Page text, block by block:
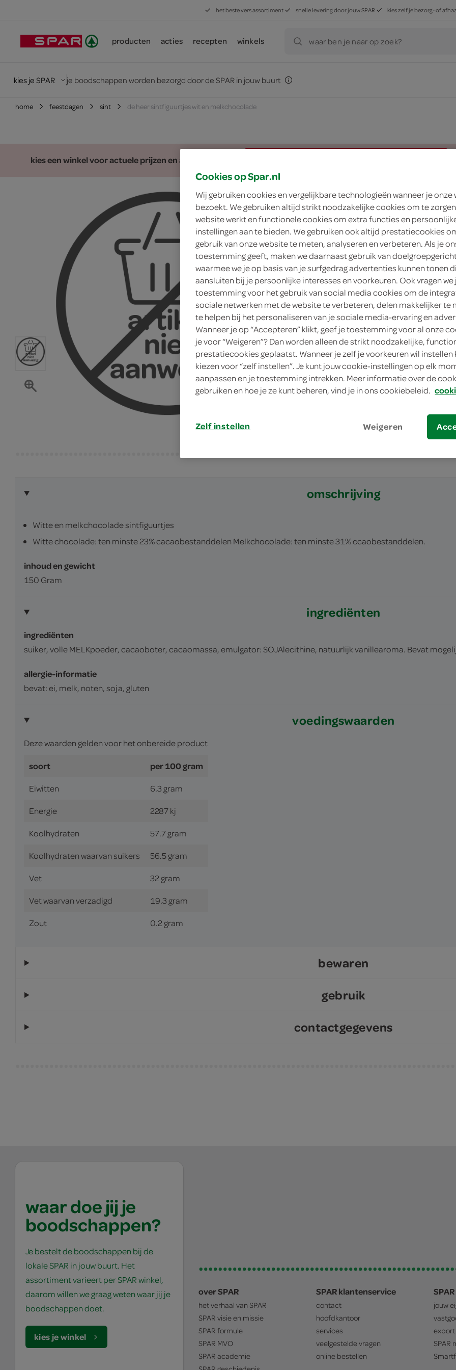
het beste vers assortiment snelle levering door jouw SPAR kies zelf je bezorg- of
producten acties recepten winkels waar ben je naar op zoek?
kies je SPAR je boodschappen worden bezorgd door de SPAR in jouw buurt
home feestdagen sint de heer sintfiguurtjes wit en melkchocolade
kies een winkel voor actuele prijzen en assortiment
De Heer
De Heer
150 Gram
Dit product is niet meer leverbaar vanuit
Let op: aanbiedingen zijn niet
verwerkt in de winkelmand.
leuk Sintfiguurtjes om heerlijk van te
van witte en melkchocolade
diverse figuurtjes
omschrijving
Witte en melkchocolade sintfiguurtjes
Witte chocolade: ten minste 23% cacaobestanddelen Melkchocolade: ten minste 31% ccaobestanddelen.
inhoud en gewicht
150 Gram
ingrediënten
ingrediënten
suiker, volle MELKpoeder, cacaoboter, cacaomassa, emulgator: SOJAlecithine, natuurlijk vanillearoma. Bevat
allergie-informatie
bevat: ei, melk, noten, soja, gluten
voedingswaarden
Deze waarden gelden voor het onbereide product
soort per 100 gram
Eiwitten 6.3 gram
Energie 2287 kj
Koolhydraten 57.7 gram
Koolhydraten waarvan suikers 56.5 gram
Vet 32 gram
Vet waarvan verzadigd 19.3 gram
Zout 0.2 gram
bewaren
gebruik
contactgegevens
waar doe jij je
boodschappen?
Je bestelt de boodschappen bij de
lokale SPAR in jouw buurt. Het
assortiment varieert per SPAR winkel,
daarom willen we graag weten waar jij je
boodschappen doet.
kies je winkel
over SPAR
het verhaal van SPAR
SPAR visie en missie
SPAR formule
SPAR MVO
SPAR academie
SPAR klantenservice
contact
hoofdkantoor
services
veelgestelde vragen
online bestellen
jouw
export
SPAR
Cookies op Spar.nl
Wij gebruiken cookies en vergelijkbare technologieën wanneer je onze
bezoekt. We gebruiken altijd strikt noodzakelijke cookies om te
website werkt en functionele cookies om extra functies en
instellingen aan te bieden. We gebruiken ook altijd prestatiecookies
gebruik van onze website te meten, analyseren en verbeteren. Als je
toestemming geeft, maken we daarnaast gebruik van
waarmee we je op basis van je surfgedrag advertenties kunnen tonen
aansluiten bij je persoonlijke interesses en voorkeuren. Ook vragen we
toestemming voor het gebruik van social media cookies om de
sociale netwerken met de website te verbeteren, delen makkelijker te
te helpen bij het personaliseren van je sociale media-ervaring en
Wanneer je op “Accepteren” klikt, geef je toestemming voor al onze
je voor “Weigeren”? Dan worden alleen de strikt noodzakelijke,
prestatiecookies geplaatst. Wanneer je zelf je voorkeuren wil instellen
kiezen voor “zelf instellen”. Je kunt jouw cookie-instellingen op elk
aanpassen en je toestemming intrekken. Meer informatie over de
gebruiken en hoe je ze kunt beheren, vind je in ons cookiebeleid.
Zelf instellen Weigeren